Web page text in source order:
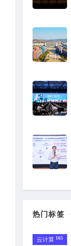
热门标签
云计算 165